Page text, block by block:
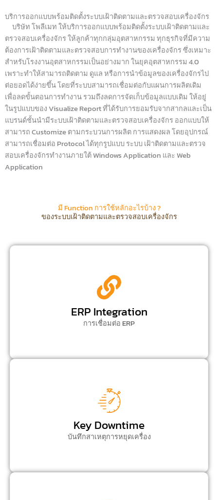
บริการออกแบบพร้อมติดตั้งระบบเฝ้าติดตามและตรวจสอบเครื่องจักร
บริษัท โพลีเมท ให้บริการออกแบบพร้อมติดตั้งระบบเฝ้าติดตามและ
ตรวจสอบเครื่องจักร ให้ลูกค้าทุกกลุ่มอุตสาหกรรม ทุกธุรกิจที่มีความ
ต้องการเฝ้าติดตามและตรวจสอบการทำงานของเครื่องจักร ซึ่งเหมาะ
สำหรับโรงงานอุตสาหกรรมเป็นอย่างมาก ในยุคอุตสาหกรรม 4.0
เพราะทำให้สามารถติดตาม ดูแล หรือการนำข้อมูลของเครื่องจักรไป
ต่อยอดได้ง่ายขึ้น โดยที่ระบบสามารถเชื่อมต่อกับแผนการผลิตเดิม
เพื่อลดขั้นตอนการทำงาน รวมถึงลดการจัดเก็บข้อมูลแบบเดิม ให้อยู่
ในรูปแบบของ Visualize Report ที่ได้รับการยอมรับจากสากลและเป็น
แบรนด์ชั้นนำมีระบบเฝ้าติดตามและตรวจสอบเครื่องจักร ออกแบบให้
สามารถ Customize ตามกระบวนการผลิต การแสดงผล โดยอุปกรณ์
สามารถเชื่อมต่อ Protocol ได้ทุกรูปแบบ ระบบ เฝ้าติดตามและตรวจ
สอบเครื่องจักรทำงานภายใต้ Windows Application และ Web
Application
มี Function การใช้หลักอะไรบ้าง ?
ของระบบเฝ้าติดตามและตรวจสอบเครื่องจักร
ERP Integration
การเชื่อมต่อ ERP
Key Downtime
บันทึกสาเหตุการหยุดเครื่อง